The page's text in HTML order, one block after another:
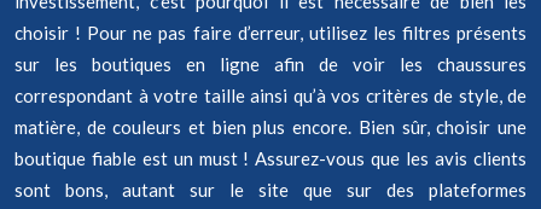
choisir ! Pour ne pas faire d’erreur, utilisez les filtres présents
sur les boutiques en ligne afin de voir les chaussures
correspondant à votre taille ainsi qu’à vos critères de style, de
matière, de couleurs et bien plus encore. Bien sûr, choisir une
boutique fiable est un must ! Assurez-vous que les avis clients
sont bons, autant sur le site que sur des plateformes